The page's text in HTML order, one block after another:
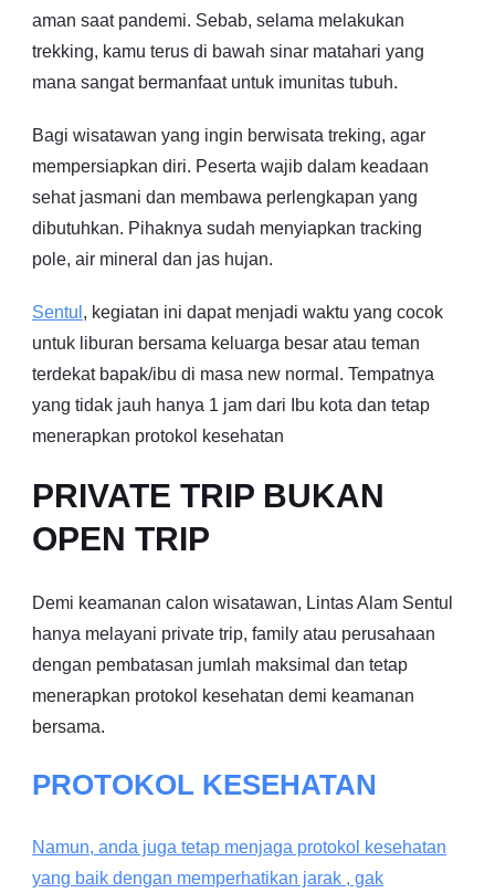
aman saat pandemi. Sebab, selama melakukan
trekking, kamu terus di bawah sinar matahari yang
mana sangat bermanfaat untuk imunitas tubuh.
Bagi wisatawan yang ingin berwisata treking, agar
mempersiapkan diri. Peserta wajib dalam keadaan
sehat jasmani dan membawa perlengkapan yang
dibutuhkan. Pihaknya sudah menyiapkan tracking
pole, air mineral dan jas hujan.
Sentul , kegiatan ini dapat menjadi waktu yang cocok
untuk liburan bersama keluarga besar atau teman
terdekat bapak/ibu di masa new normal. Tempatnya
yang tidak jauh hanya 1 jam dari Ibu kota dan tetap
menerapkan protokol kesehatan
PRIVATE TRIP BUKAN
OPEN TRIP
Demi keamanan calon wisatawan, Lintas Alam Sentul
hanya melayani private trip, family atau perusahaan
dengan pembatasan jumlah maksimal dan tetap
menerapkan protokol kesehatan demi keamanan
bersama.
PROTOKOL KESEHATAN
Namun, anda juga tetap menjaga protokol kesehatan
yang baik dengan memperhatikan jarak , gak